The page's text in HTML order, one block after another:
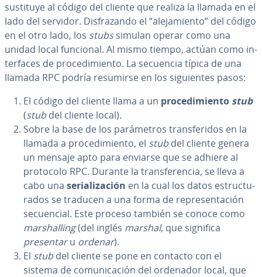
sustituye al código del cliente que realiza la llamada en el
lado del servidor. Di­s­fra­za­n­do el “ale­ja­mie­n­to” del código
en el otro lado, los stubssimulan operar como una
unidad local funcional. Al mismo tiempo, actúan como in­
te­r­fa­ces de pro­ce­di­mie­n­to. La secuencia típica de una
llamada RPC podría resumirse en los si­guie­n­tes pasos:
El código del cliente llama a un pro­ce­di­mie­n­to stub
(stubdel cliente local).
Sobre la base de los pa­rá­me­tros tra­n­s­fe­ri­dos en la
llamada a pro­ce­di­mie­n­to, el stubdel cliente genera
un mensaje apto para enviarse que se adhiere al
protocolo RPC. Durante la tra­n­s­fe­re­n­cia, se lleva a
cabo una se­ria­li­za­ción en la cual los datos es­tru­c­tu­
ra­dos se traducen a una forma de re­pre­se­n­ta­ción
se­cue­n­cial. Este proceso también se conoce como
ma­r­sha­lli­ng(del inglés marshal, que significa
presentaru ordenar).
El stubdel cliente se pone en contacto con el
sistema de co­mu­ni­ca­ción del ordenador local, que